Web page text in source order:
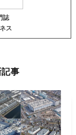
誌
ス
事